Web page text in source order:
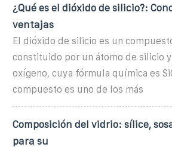
¿Qué es el dióxido de silicio?:
ventajas
El dióxido de silicio es un
constituido por un átomo de silicio
oxígeno, cuya fórmula química es
compuesto es uno de los más
Composición del vidrio: sílice,
para su